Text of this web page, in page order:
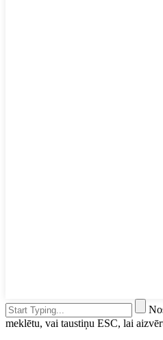
meklētu, vai taustiņu ESC, lai